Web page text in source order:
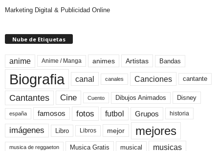
Marketing Digital & Publicidad Online
Nube de Etiquetas
anime Anime / Manga animes Artistas Bandas
Biografia canal canales Canciones cantante
Cantantes Cine Cuento Dibujos Animados Disney
españa famosos fotos futbol Grupos historia
imágenes Libro Libros mejor mejores
musica de reggaeton Musica Gratis musical musicas